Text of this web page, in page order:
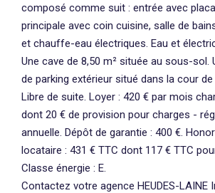
composé comme suit : entrée avec
principale avec coin cuisine, salle de
et chauffe-eau électriques. Eau et
Une cave de 8,50 m² située au sous-sol.
de parking extérieur situé dans la cour de
Libre de suite. Loyer : 420 € par mois
dont 20 € de provision pour charges -
annuelle. Dépôt de garantie : 400 €.
locataire : 431 € TTC dont 117 € TTC
Classe énergie : E.
Contactez votre agence HEUDES-LAINE